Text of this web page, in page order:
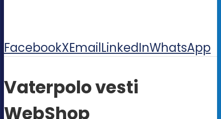
FacebookXEmailLinkedInWhatsApp
Vaterpolo vesti
WebShop